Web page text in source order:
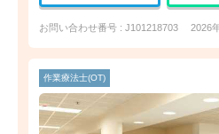
お問い合わせ番号 : J101218703 2026
作業療法士(OT)